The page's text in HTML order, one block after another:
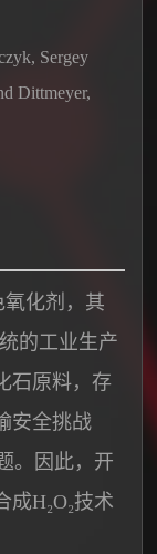
Sergey
Dittmeyer,
氧化剂，其
的工业生产
石原料，存
安全挑战
。因此，开
H₂O₂技术